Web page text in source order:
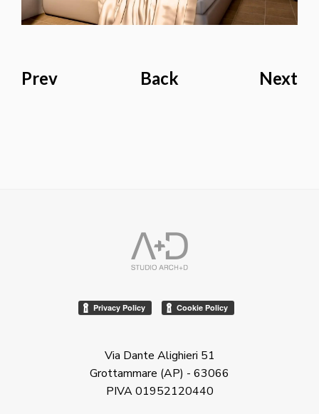
Prev Back Next
Via Dante Alighieri 51
Grottammare (AP) - 63066
PIVA 01952120440